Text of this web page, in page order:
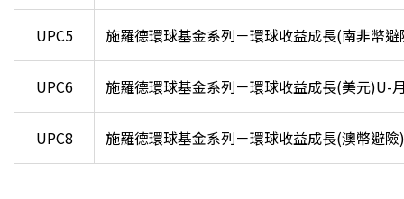
UPC5 施羅德環球基金系列－環球收益成長(南非幣
UPC6 施羅德環球基金系列－環球收益成長(美元)U-
UPC8 施羅德環球基金系列－環球收益成長(澳幣避